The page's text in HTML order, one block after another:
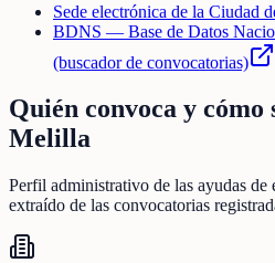
Sede electrónica de la Ciudad
BDNS — Base de Datos
(buscador de convocatorias)
Quién convoca y cómo
Melilla
Perfil administrativo de las ayudas de
extraído de las convocatorias